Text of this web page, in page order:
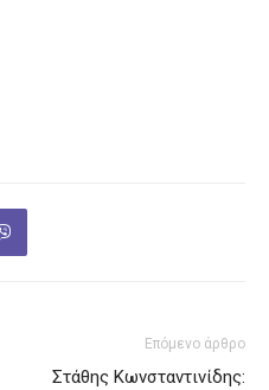
Επόμενο άρθρο
Στάθης Κωνσταντινίδης: